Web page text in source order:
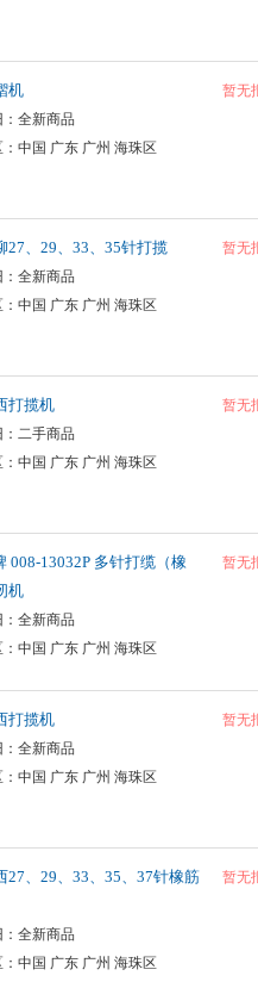
机
全新商品
：中国 广东 广州 海珠区
暂无
27、29、33、35针打揽
全新商品
：中国 广东 广州 海珠区
暂无
打揽机
二手商品
：中国 广东 广州 海珠区
暂无
008-13032P 多针打缆（橡
机
全新商品
：中国 广东 广州 海珠区
暂无
打揽机
全新商品
：中国 广东 广州 海珠区
暂无
27、29、33、35、37针橡筋
全新商品
：中国 广东 广州 海珠区
暂无